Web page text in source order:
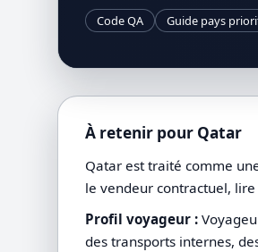
Code QA Guide pays
À retenir pour Qatar
Qatar est traité comme
le vendeur contractuel,
Profil voyageur :
des transports internes,